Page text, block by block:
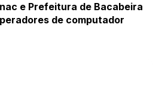
e Prefeitura de Bacabeira
de computador